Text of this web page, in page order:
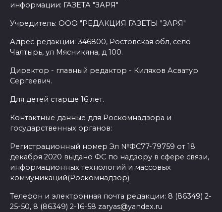
информации: ГАЗЕТА "ЗАРЯ"
Учредитель: ООО "РЕДАКЦИЯ ГАЗЕТЫ "ЗАРЯ"
Адрес редакции: 346800, Ростовская обл, село
Чалтырь, ул Мясникяна, д 100.
Директор - главный редактор - Киляхов Асватур
Сергеевич.
Для детей старше 16 лет.
Контактные данные для Роскомнадзора и
государственных органов:
Регистрационный номер Эл №ФС77-79759 от 18
декабря 2020 выдано ФС по надзору в сфере связи,
информационных технологий и массовых
коммуникаций(Роскомнадзор)
Телефон и электронная почта редакции: 8 (86349) 2-
25-50, 8 (86349) 2-16-58 zaryas@yandex.ru